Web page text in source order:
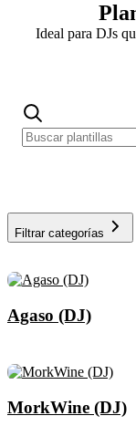
Ideal para DJs
Filtrar categorías
Agaso (DJ)
MorkWine (DJ)